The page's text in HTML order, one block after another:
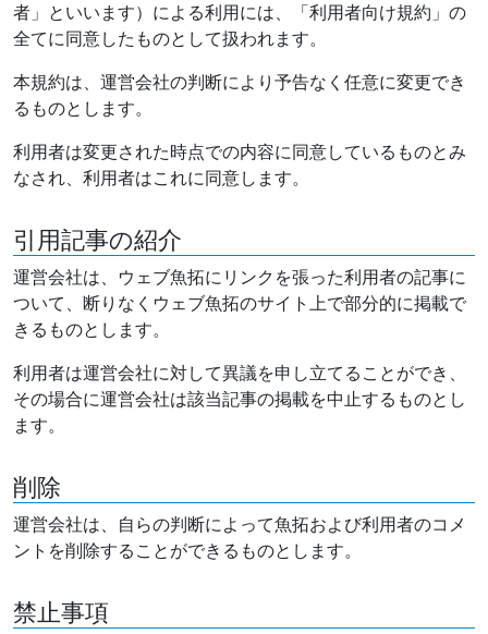
者」といいます）による利用には、「利用者向け規約」の
全てに同意したものとして扱われます。
本規約は、運営会社の判断により予告なく任意に変更でき
るものとします。
利用者は変更された時点での内容に同意しているものとみ
なされ、利用者はこれに同意します。
引用記事の紹介
運営会社は、ウェブ魚拓にリンクを張った利用者の記事に
ついて、断りなくウェブ魚拓のサイト上で部分的に掲載で
きるものとします。
利用者は運営会社に対して異議を申し立てることができ、
その場合に運営会社は該当記事の掲載を中止するものとし
ます。
削除
運営会社は、自らの判断によって魚拓および利用者のコメ
ントを削除することができるものとします。
禁止事項